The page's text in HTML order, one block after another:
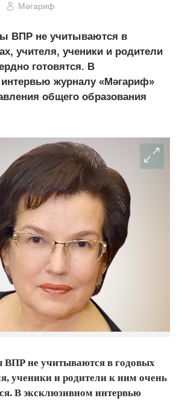
Мәгариф
ВПР не учитываются в
учителя, ученики и родители
готовятся. В
журналу «Мәгариф»
общего образования
ВПР не учитываются в годовых
ученики и родители к ним очень
В эксклюзивном интервью